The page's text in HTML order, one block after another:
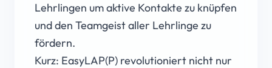
Lehrlingen um aktive Kontakte zu knüpfen
und den Teamgeist aller Lehrlinge zu
fördern.
Kurz: EasyLAP(P) revolutioniert nicht nur